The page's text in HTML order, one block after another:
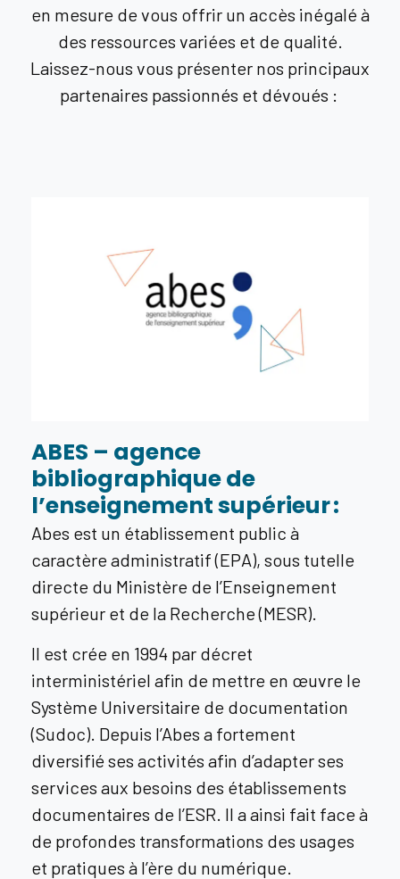
en mesure de vous offrir un accès inégalé à
des ressources variées et de qualité.
Laissez-nous vous présenter nos principaux
partenaires passionnés et dévoués :
ABES – agence
bibliographique de
l’enseignement supérieur :
Abes est un établissement public à
caractère administratif (EPA), sous tutelle
directe du Ministère de l’Enseignement
supérieur et de la Recherche (MESR).
Il est crée en 1994 par décret
interministériel afin de mettre en œuvre le
Système Universitaire de documentation
(Sudoc). Depuis l’Abes a fortement
diversifié ses activités afin d’adapter ses
services aux besoins des établissements
documentaires de l’ESR. Il a ainsi fait face à
de profondes transformations des usages
et pratiques à l’ère du numérique.